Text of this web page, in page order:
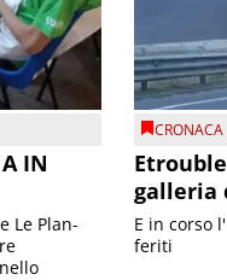
IN
Le Plan-
CRONACA
galleria
E in corso
feriti